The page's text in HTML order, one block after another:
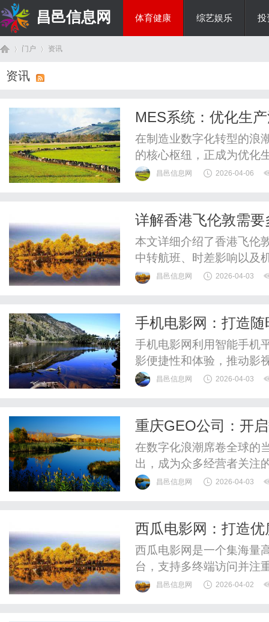
昌邑信息网 体育健康 综艺娱乐 投
门户 资讯
资讯
MES系统：优化生
在制造业数字化转型的浪
的核心枢纽，正成为优化
工业4.0与智能制造理念
降低运营成本，更能通过
昌邑信息网 2026-04-06
详解香港飞伦敦需
本文详细介绍了香港飞伦
中转航班、时差影响以及
考。昌邑信息网 2026-04-03
手机电影网：打造
手机电影网利用智能手机
影便捷性和体验，推动影
式。昌邑信息网 2026-04-03
重庆GEO公司：开
在数字化浪潮席卷全球的
出，成为众多经营者关注
领域的专业能力，为企业
擎优化的技术内核与价值
昌邑信息网 2026-04-03
西瓜电影网：打造
西瓜电影网是一个集海量
台，支持多终端访问并注
昌邑信息网 2026-04-02